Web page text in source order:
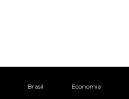
Brasil Economia